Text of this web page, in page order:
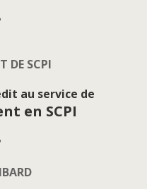
DE SCPI
au service de
en SCPI